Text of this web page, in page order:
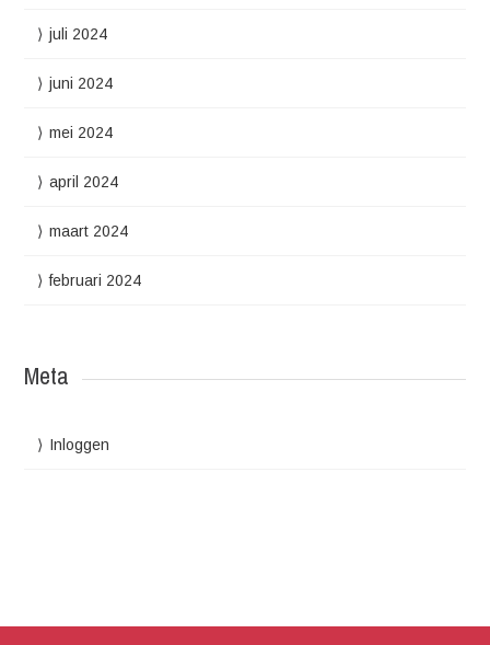
juli 2024
juni 2024
mei 2024
april 2024
maart 2024
februari 2024
Meta
Inloggen